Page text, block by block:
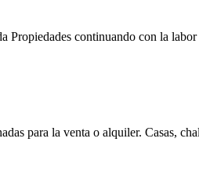
Propiedades continuando con la
para la venta o alquiler. Casas,